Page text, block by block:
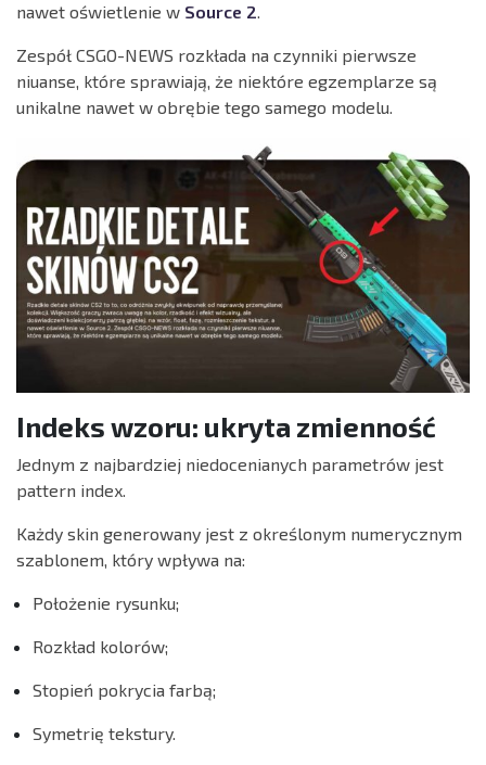
nawet oświetlenie w Source 2.
Zespół CSGO-NEWS rozkłada na czynniki pierwsze
niuanse, które sprawiają, że niektóre egzemplarze są
unikalne nawet w obrębie tego samego modelu.
Indeks wzoru: ukryta zmienność
Jednym z najbardziej niedocenianych parametrów jest
pattern index.
Każdy skin generowany jest z określonym numerycznym
szablonem, który wpływa na:
Położenie rysunku;
Rozkład kolorów;
Stopień pokrycia farbą;
Symetrię tekstury.